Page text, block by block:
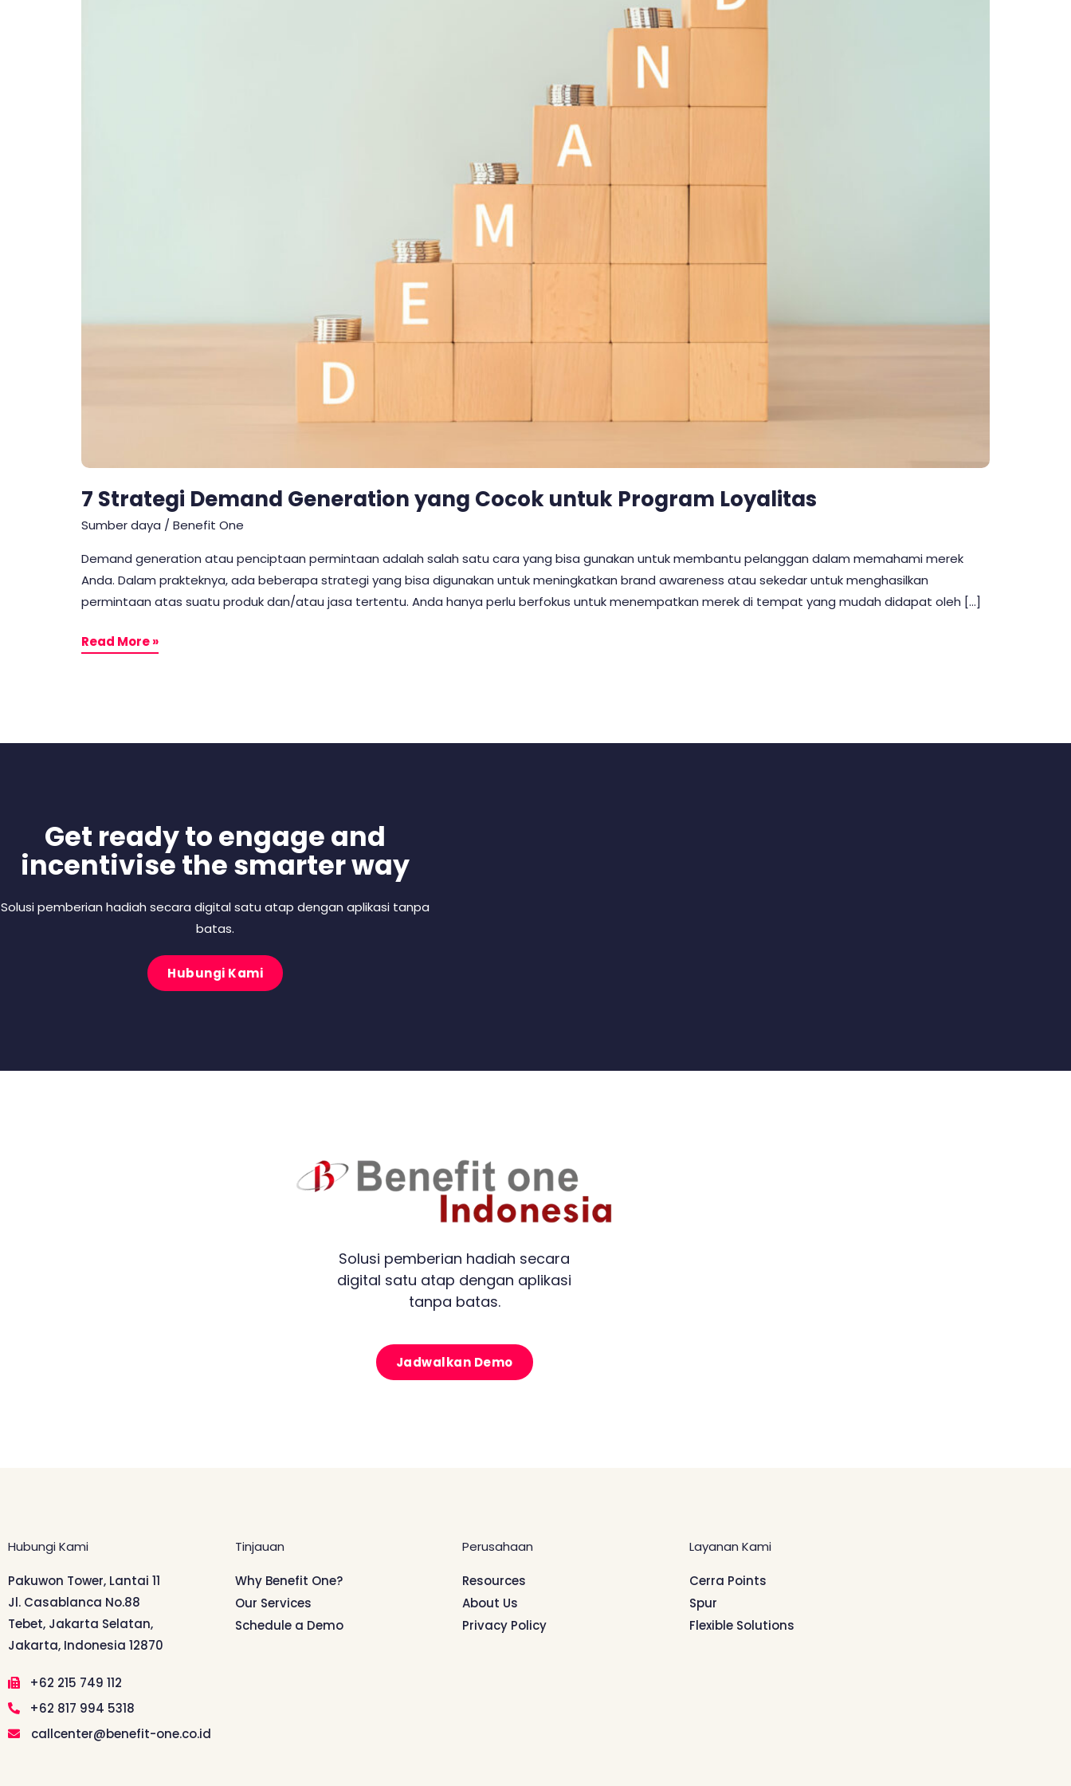
7 Strategi Demand Generation yang Cocok untuk Program Loyalitas
Sumber daya / Benefit One
Demand generation atau penciptaan permintaan adalah salah satu cara yang bisa gunakan untuk membantu pelanggan dalam memahami merek
Anda. Dalam prakteknya, ada beberapa strategi yang bisa digunakan untuk meningkatkan brand awareness atau sekedar untuk menghasilkan
permintaan atas suatu produk dan/atau jasa tertentu. Anda hanya perlu berfokus untuk menempatkan merek di tempat yang mudah didapat oleh […]
Read More »
Get ready to engage and
incentivise the smarter way
Solusi pemberian hadiah secara digital satu atap dengan aplikasi tanpa
batas.
Hubungi Kami
Solusi pemberian hadiah secara
digital satu atap dengan aplikasi
tanpa batas.
Jadwalkan Demo
Hubungi Kami
Pakuwon Tower, Lantai 11
Jl. Casablanca No.88
Tebet, Jakarta Selatan,
Jakarta, Indonesia 12870
+62 215 749 112
+62 817 994 5318
callcenter@benefit-one.co.id
Tinjauan
Why Benefit One?
Our Services
Schedule a Demo
Perusahaan
Resources
About Us
Privacy Policy
Layanan Kami
Cerra Points
Spur
Flexible Solutions